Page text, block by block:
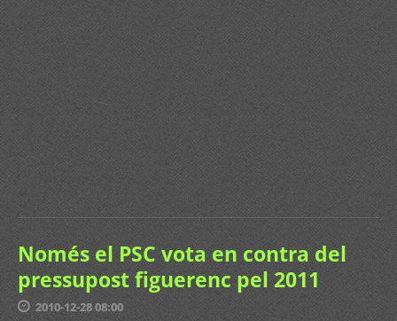
Només el PSC vota en contra del
pressupost figuerenc pel 2011
2010-12-28 08:00